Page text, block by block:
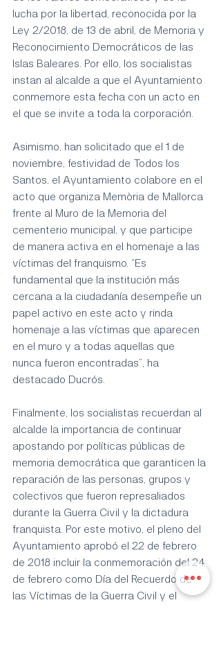
lucha por la libertad, reconocida por la
Ley 2/2018, de 13 de abril, de Memoria y
Reconocimiento Democráticos de las
Islas Baleares. Por ello, los socialistas
instan al alcalde a que el Ayuntamiento
conmemore esta fecha con un acto en
el que se invite a toda la corporación.
Asimismo, han solicitado que el 1 de
noviembre, festividad de Todos los
Santos, el Ayuntamiento colabore en el
acto que organiza Memòria de Mallorca
frente al Muro de la Memoria del
cementerio municipal, y que participe
de manera activa en el homenaje a las
víctimas del franquismo. “Es
fundamental que la institución más
cercana a la ciudadanía desempeñe un
papel activo en este acto y rinda
homenaje a las víctimas que aparecen
en el muro y a todas aquellas que
nunca fueron encontradas”, ha
destacado Ducrós.
Finalmente, los socialistas recuerdan al
alcalde la importancia de continuar
apostando por políticas públicas de
memoria democrática que garanticen la
reparación de las personas, grupos y
colectivos que fueron represaliados
durante la Guerra Civil y la dictadura
franquista. Por este motivo, el pleno del
Ayuntamiento aprobó el 22 de febrero
de 2018 incluir la conmemoración del 24
de febrero como Día del Recuerdo de
las Víctimas de la Guerra Civil y el